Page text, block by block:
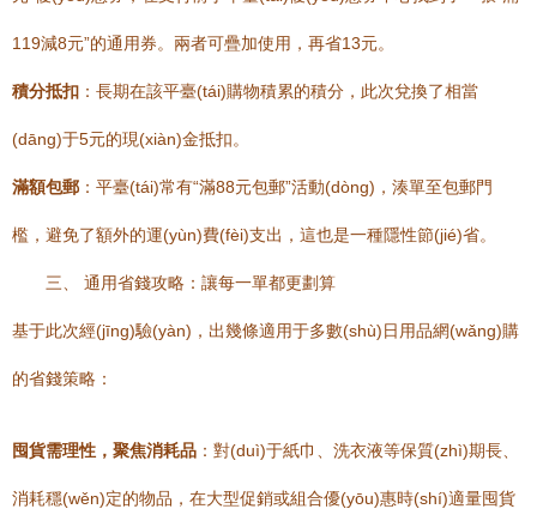
119減8元”的通用券。兩者可疊加使用，再省13元。
積分抵扣 ：長期在該平臺(tái)購物積累的積分，此次兌換了相當
(dāng)于5元的現(xiàn)金抵扣。
滿額包郵 ：平臺(tái)常有“滿88元包郵”活動(dòng)，湊單至包郵門
檻，避免了額外的運(yùn)費(fèi)支出，這也是一種隱性節(jié)省。
三、 通用省錢攻略：讓每一單都更劃算
基于此次經(jīng)驗(yàn)，出幾條適用于多數(shù)日用品網(wǎng)購
的省錢策略：
囤貨需理性，聚焦消耗品 ：對(duì)于紙巾、洗衣液等保質(zhì)期長、
消耗穩(wěn)定的物品，在大型促銷或組合優(yōu)惠時(shí)適量囤貨